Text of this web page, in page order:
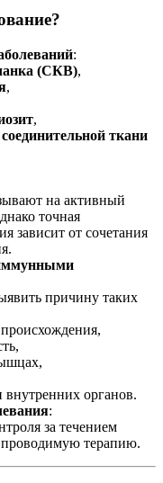
:
(СКВ),
,
,
ткани
на активный
точная
зависит от сочетания
причину таких
органов.
:
за течением
проводимую терапию.